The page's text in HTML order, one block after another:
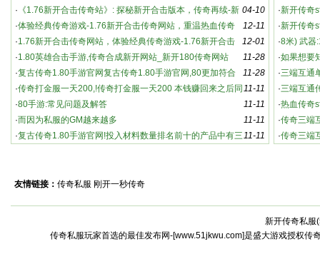
英雄合击传奇：新开版本，强势来袭！
激烈战斗
04-10
· 《1.76新开合击传奇站》: 探秘新开合击版本，传奇再续-新
开合击传奇站：游戏特色与玩法深度解析
12-11
·体验经典传奇游戏-1.76新开合击传奇网站，重温热血传奇
12-01
·1.76新开合击传奇网站，体验经典传奇游戏-1.76新开合击
传奇网站，重温热血传奇
11-28
·1.80英雄合击手游,传奇合成新开网站_新开180传奇网站
11-28
·复古传奇1.80手游官网复古传奇1.80手游官网,80更加符合
老版
11-11
·传奇打金服一天200,!传奇打金服一天200 本钱赚回来之后同
时还能赚点
11-11
·80手游:常见问题及解答
11-11
·而因为私服的GM越来越多
11-11
·复古传奇1.80手游官网!投入材料数量排名前十的产品中有三
·新开传奇
家必知的
·新开传奇
奇sf
·8米) 武器
·如果想要
·三端互通
传
·三端互通
袭
·热血传奇
传奇s
·传奇三端
·传奇三端
友情链接： 传奇私服 刚开一秒传奇
新开传奇私服(
传奇私服玩家首选的最佳发布网-[www.51jkwu.com]是盛大游戏授权传